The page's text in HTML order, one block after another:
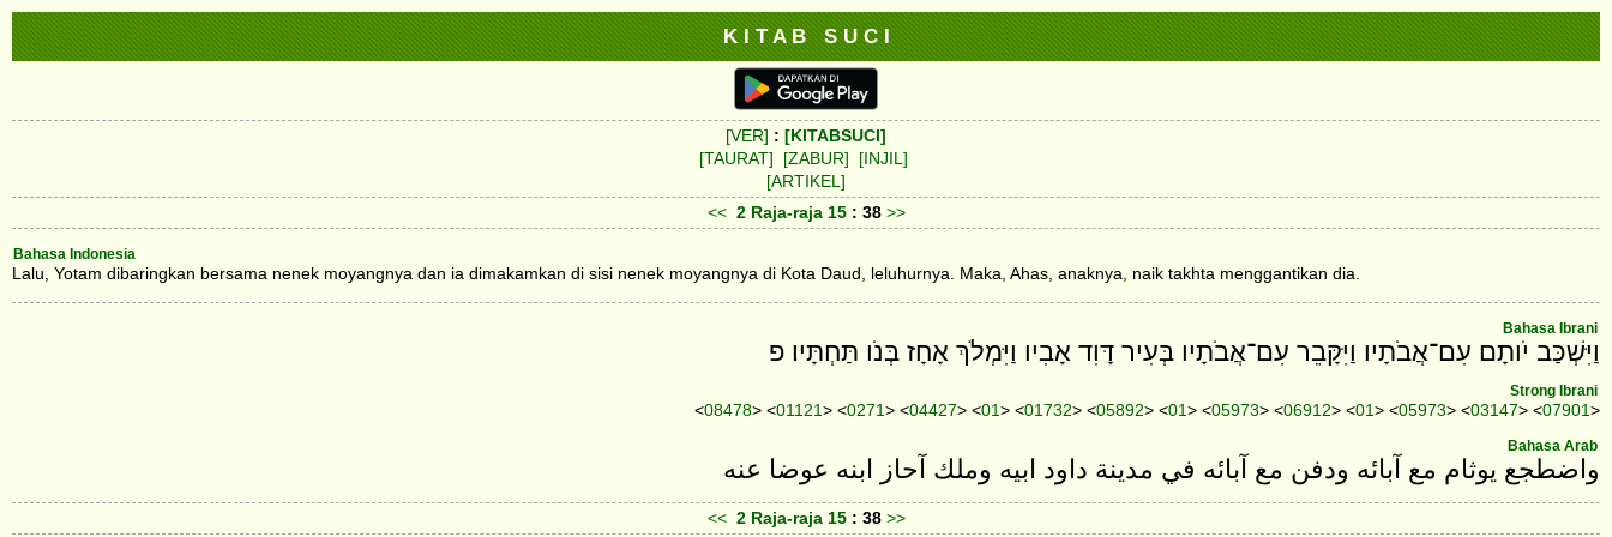
K I T A B S U C I
[VER] : [KITABSUCI]
[TAURAT]
[ZABUR]
[INJIL]
[ARTIKEL]
<< 2 Raja-raja 15 : 38 >>
Bahasa Indonesia
Lalu, Yotam dibaringkan bersama nenek moyangnya dan ia dimakamkan di sisi nenek moyangnya di Kota Daud, leluhurnya. Maka, Ahas, anaknya, naik takhta menggantikan dia.
Bahasa Ibrani
וַיִּשְׁכַּב יֹותָם עִם־אֲבֹתָיו וַיִּקָּבֵר עִם־אֲבֹתָיו בְּעִיר דָּוִד אָבִיו וַיִּמְלֹךְ אָחָז בְּנֹו תַּחְתָּיו׃ פ
Strong Ibrani
<08478> <01121> <0271> <04427> <01> <01732> <05892> <01> <05973> <06912> <01> <05973> <03147> <07901>
Bahasa Arab
واضطجع يوثام مع آبائه ودفن مع آبائه في مدينة داود ابيه وملك آحاز ابنه عوضا عنه
<< 2 Raja-raja 15 : 38 >>